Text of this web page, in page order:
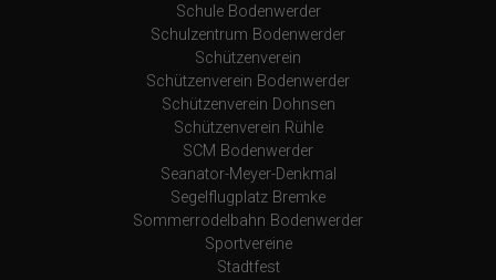
Schule Bodenwerder
Schulzentrum Bodenwerder
Schützenverein
Schützenverein Bodenwerder
Schützenverein Dohnsen
Schützenverein Rühle
SCM Bodenwerder
Seanator-Meyer-Denkmal
Segelflugplatz Bremke
Sommerrodelbahn Bodenwerder
Sportvereine
Stadtfest